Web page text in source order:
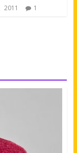
2011
1